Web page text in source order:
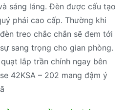
sáng láng. Đèn được cấu tạo
phái cao cấp. Thường khi
treo chắc chắn sẽ đem tới
sang trọng cho gian phòng.
lắp trần chính ngay bên
42KSA – 202 mang đậm ý